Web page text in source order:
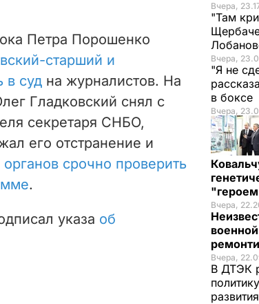
Петра Порошенко
старший и
в суд на журналистов. На
Гладковский снял с
секретаря СНБО,
его отстранение и
срочно проверить
.
указа об
Вчера,
"Там
Вчера,
"Я не
в боксе
Вчера,
Вчера,
Вчера,
В ДТЭК